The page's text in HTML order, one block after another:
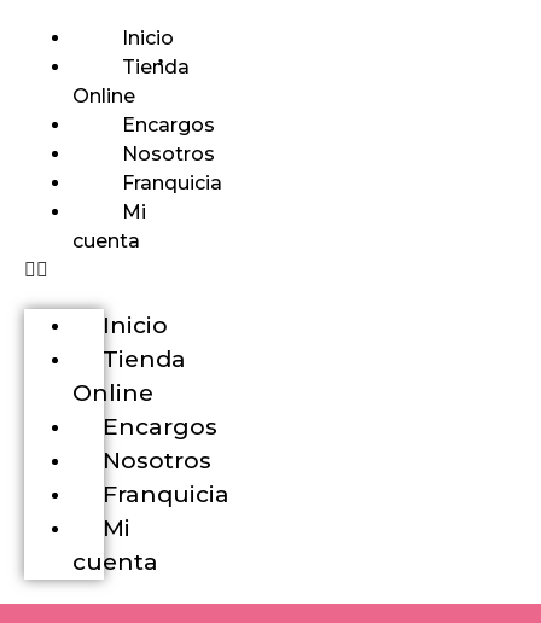
Inicio
Tienda
Online
Encargos
Nosotros
Franquicia
Mi
cuenta
Inicio
Tienda
Online
Encargos
Nosotros
Franquicia
Mi
cuenta